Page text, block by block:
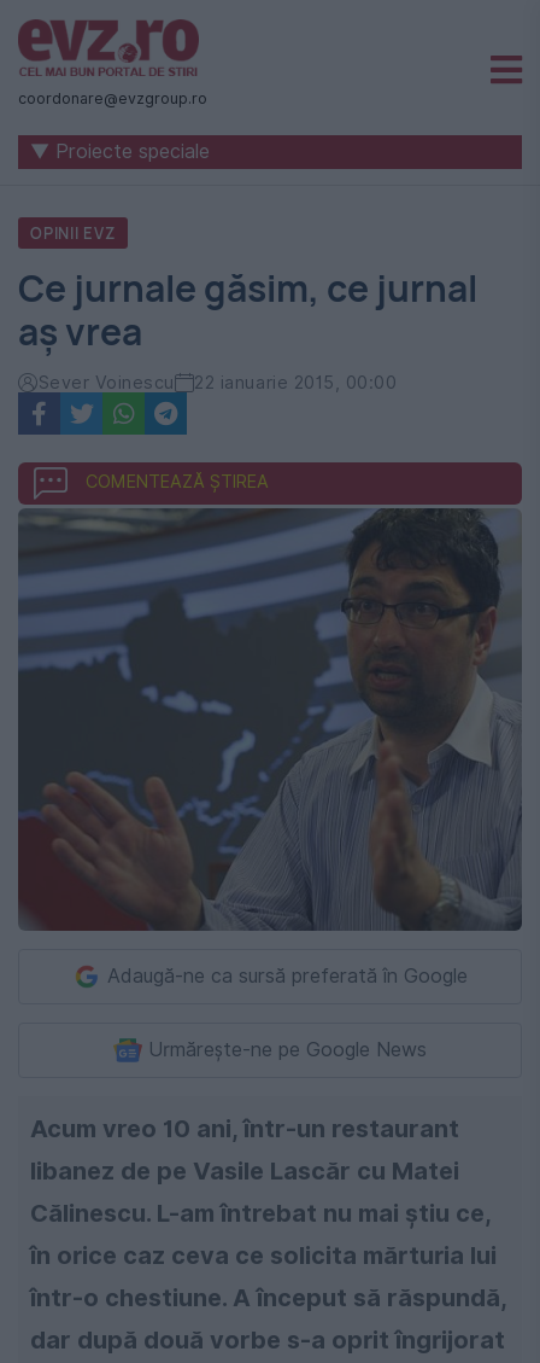
Știri
naționale
internaționale
România
-
Evenimentul
Zilei
coordonare@evzgroup.ro
▼ Proiecte speciale
OPINII EVZ
Ce jurnale găsim, ce jurnal
aș vrea
Sever Voinescu 22 ianuarie 2015, 00:00
COMENTEAZĂ ȘTIREA
Adaugă-ne ca sursă preferată în Google
Urmărește-ne pe Google News
Acum vreo 10 ani, într-un restaurant
libanez de pe Vasile Lascăr cu Matei
Călinescu. L-am întrebat nu mai știu ce,
în orice caz ceva ce solicita mărturia lui
într-o chestiune. A început să răspundă,
dar după două vorbe s-a oprit îngrijorat